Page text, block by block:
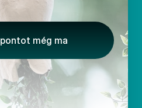
még ma